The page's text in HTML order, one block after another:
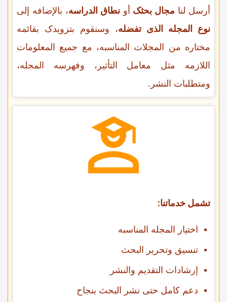
أرسل لنا مجال بحثک أونطاق الدراسه، بالإضافه إلى
نوع المجله الذی تفضله، وسنقوم بتزویدک بقائمه
مختاره من المجلات المناسبه، مع جمیع المعلومات
اللازمه مثل معامل التأثیر، وفهرسه المجله،
ومتطلبات النشر.
تشمل خدماتنا:
اختیار المجله المناسبه
تنسیق وتحریر البحث
إرشادات التقدیم والنشر
دعم کامل حتى نشر البحث بنجاح